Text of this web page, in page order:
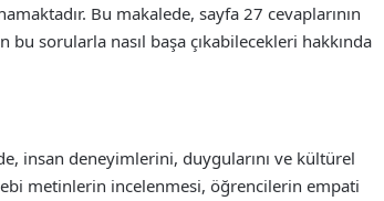
Bu makalede, sayfa 27 cevaplarının
sorularla nasıl başa çıkabilecekleri hakkında
insan deneyimlerini, duygularını ve kültürel
metinlerin incelenmesi, öğrencilerin empati